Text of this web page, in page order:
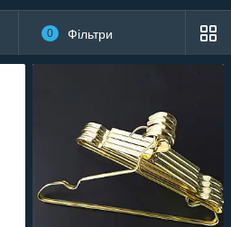
0 Фільтри